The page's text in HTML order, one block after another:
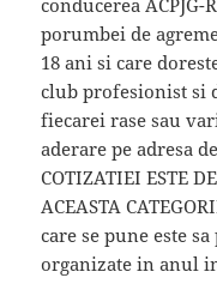
conducerea ACPJG-
porumbei de
18 ani si care
club profesionist si
fiecarei rase sau
aderare pe adresa
COTIZATIEI ESTE
ACEASTA
care se pune este
organizate in anul